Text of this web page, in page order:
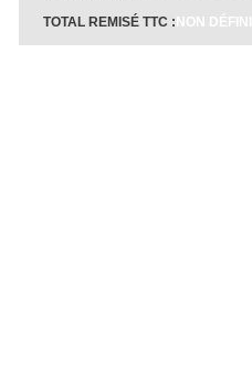
TOTAL REMISÉ TTC : NON DÉFINI